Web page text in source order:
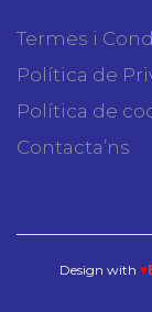
Termes i
Política de
Política de
Contacta’ns
Design with ♥